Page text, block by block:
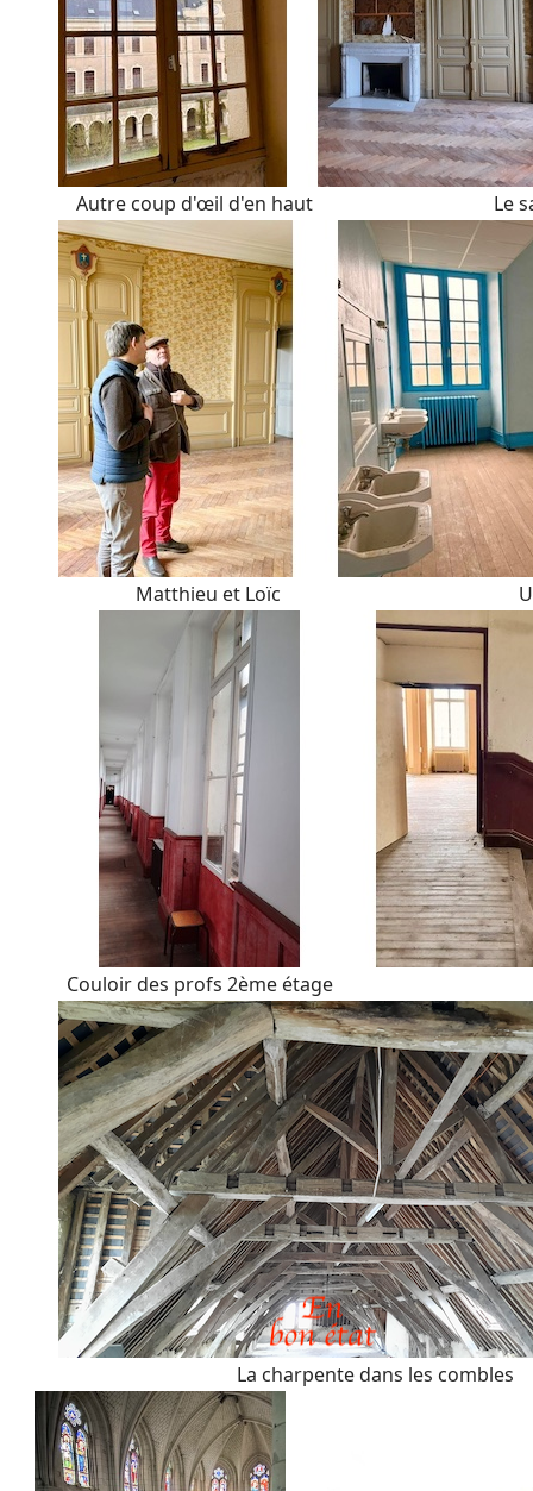
Autre coup d'œil d'en haut Le salon
Matthieu et Loïc Un
Couloir des profs 2ème étage Un
La charpente dans les combles